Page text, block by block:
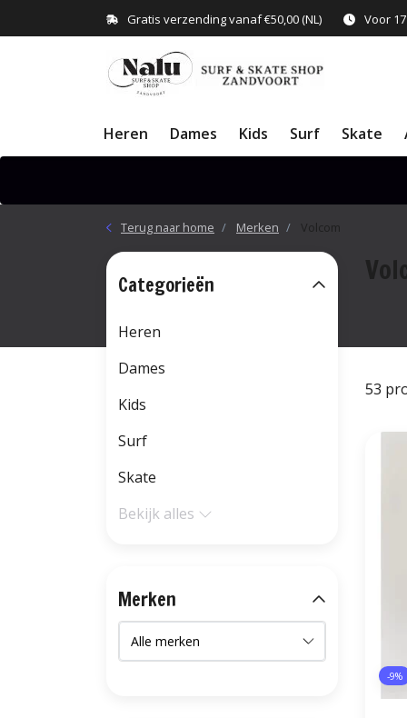
Gratis verzending vanaf €50,00 (NL) Voor
Heren Dames Kids Surf Skate
Terug naar home Merken Volcom
53
-9%
Categorieën
Heren
Dames
Kids
Surf
Skate
Bekijk alles
Merken